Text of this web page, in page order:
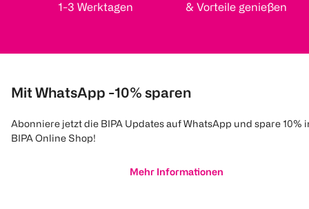
1-3 Werktagen
& Vorteile genießen
Mit WhatsApp -10% sparen
Abonniere jetzt die BIPA Updates auf WhatsApp und spare 10%
BIPA Online Shop!
Mehr Informationen